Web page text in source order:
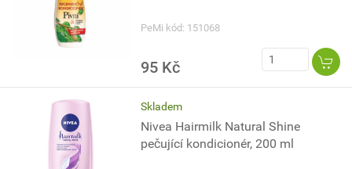
PeMi kód: 151068
95 Kč
Skladem
Nivea Hairmilk Natural Shine
pečující kondicionér, 200 ml